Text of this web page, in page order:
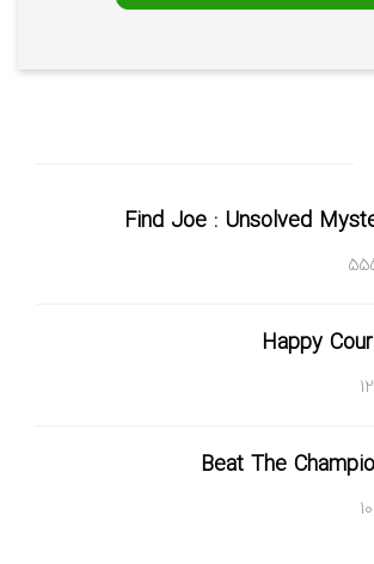
Find Joe : Unsolved
Happy
Beat The